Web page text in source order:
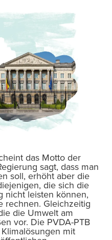
das Motto der
sagt, dass man
soll, erhöht aber die
die sich die
nicht leisten können,
rechnen. Gleichzeitig
die Umwelt am
vor. Die PVDA-PTB
mit